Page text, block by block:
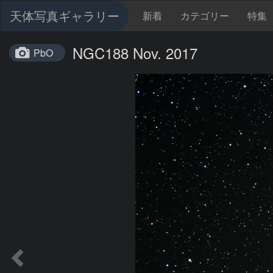
天体写真ギャラリー 新着 カテゴリー 特集
PbO NGC188 Nov. 2017